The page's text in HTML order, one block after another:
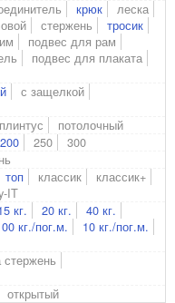
крюк
леска
стержень
тросик
подвес для рам
подвес для плаката
с защелкой
потолочный
200 250 300
топ классик
классик+
IT
кг. 20 кг.
40 кг.
кг./пог.м.
10 кг./пог.м.
стержень
открытый